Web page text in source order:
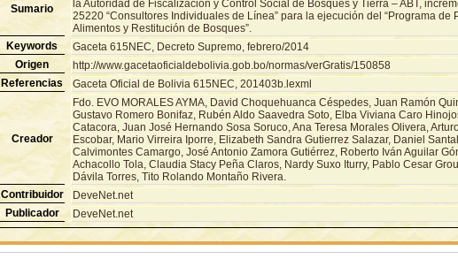
Sumario
la Autoridad de Fiscalización y Control Social de Bosques y Tierra – ABT,
25220 “Consultores Individuales de Línea” para la ejecución del “Programa de
Alimentos y Restitución de Bosques”.
Keywords
Gaceta 615NEC, Decreto Supremo, febrero/2014
Origen
http://www.gacetaoficialdebolivia.gob.bo/normas/verGratis/150858
Referencias
Gaceta Oficial de Bolivia 615NEC, 201403b.lexml
Creador
Fdo. EVO MORALES AYMA, David Choquehuanca Céspedes, Juan Ramón
Gustavo Romero Bonifaz, Rubén Aldo Saavedra Soto, Elba Viviana Caro
Catacora, Juan José Hernando Sosa Soruco, Ana Teresa Morales Olivera,
Escobar, Mario Virreira Iporre, Elizabeth Sandra Gutierrez Salazar, Daniel
Calvimontes Camargo, José Antonio Zamora Gutiérrez, Roberto Iván Aguilar
Achacollo Tola, Claudia Stacy Peña Claros, Nardy Suxo Iturry, Pablo Cesar
Dávila Torres, Tito Rolando Montaño Rivera.
Contribuidor
DeveNet.net
Publicador
DeveNet.net